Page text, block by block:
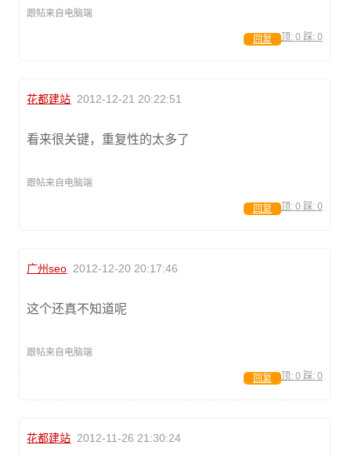
跟帖来自电脑端
顶: 0 踩: 0
回复
花都建站 2012-12-21 20:22:51
看来很关键，重复性的太多了
跟帖来自电脑端
顶: 0 踩: 0
回复
广州seo 2012-12-20 20:17:46
这个还真不知道呢
跟帖来自电脑端
顶: 0 踩: 0
回复
花都建站 2012-11-26 21:30:24